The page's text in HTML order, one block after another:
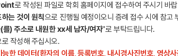
로 작성된 파일로 학회 홈페이지에 접수하여 주시기 바
는 것이 원칙으로 진행될 예정이오니 증례 접수 시에 참고
를) 주소로 내원한 xx세 남자/여자"로 부탁드립니다.
로 작성해 주십시오.
한 데이터(환자의 이름, 등록번호, 내시경사진번호, 영상